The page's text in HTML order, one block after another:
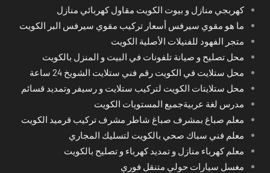
كهربجي منازل و بيوت الكويت مقاول كهربائي منازل
ما هو مقوي سيرفس أسعار تركيب مقوي سيرفس البر الكويت
متجر الفهود للفنيلات الأصلية الكويت
محل تصليح و صيانة تلفونات في البيت و المنزل بالكويت
محل ستلايت في الكويت رقم فني ستلايت الشويخ 24 ساعة
محل ستلايتات الكويت لتركيب ستلايت و رسيفر وتمديد قسائم
مدرس لغة عربيةجميع المستويات الكويت
معلم صباغ بمشرف صباغ شاطر مشرف تركيب قرميد الكويت
معلم فني سباك صحي بالكويت لتسليك المجاري
معلم كهرباء منازل و تمديد كهرباء و تصليح بالكويت
مغسل سيارات حولي متنقل فوري